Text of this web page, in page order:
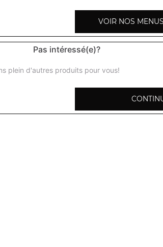
thon
VOIR NOS
Pas intéressé(e)?
plein d'autres produits pour vous!